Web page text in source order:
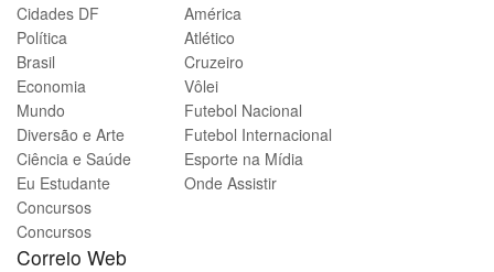
Cidades DF
Política
Brasil
Economia
Mundo
Diversão e Arte
Ciência e Saúde
Eu Estudante
Concursos
Concursos
Correio Web
América
Atlético
Cruzeiro
Vôlei
Futebol Nacional
Futebol Internacional
Esporte na Mídia
Onde Assistir